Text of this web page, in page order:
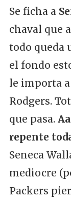
Se ficha a
chaval que
todo queda
el fondo
le importa
Rodgers.
que pasa.
repente
Seneca
mediocre
Packers